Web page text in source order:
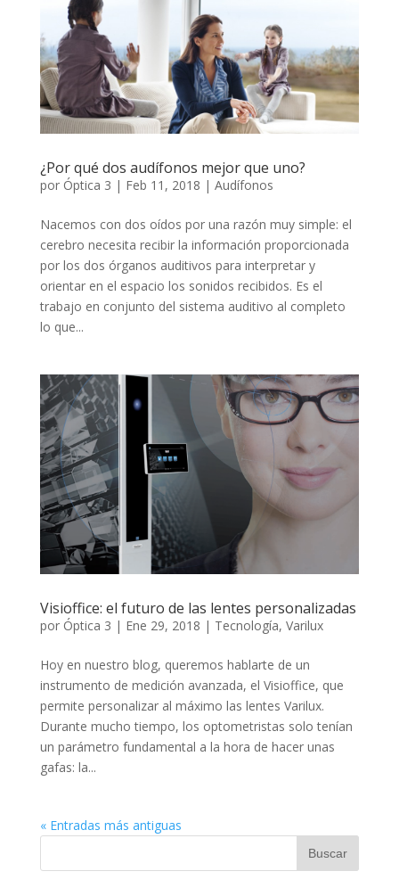
¿Por qué dos audífonos mejor que uno?
por Óptica 3 | Feb 11, 2018 | Audífonos
Nacemos con dos oídos por una razón muy simple: el
cerebro necesita recibir la información proporcionada
por los dos órganos auditivos para interpretar y
orientar en el espacio los sonidos recibidos. Es el
trabajo en conjunto del sistema auditivo al completo
lo que...
Visioffice: el futuro de las lentes personalizadas
por Óptica 3 | Ene 29, 2018 | Tecnología, Varilux
Hoy en nuestro blog, queremos hablarte de un
instrumento de medición avanzada, el Visioffice, que
permite personalizar al máximo las lentes Varilux.
Durante mucho tiempo, los optometristas solo tenían
un parámetro fundamental a la hora de hacer unas
gafas: la...
« Entradas más antiguas